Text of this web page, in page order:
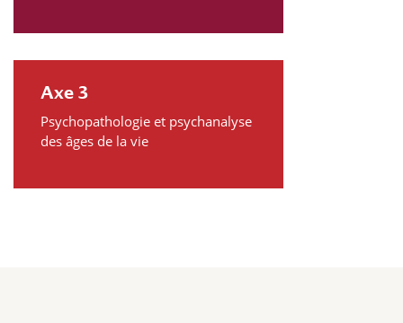
Axe 3
Psychopathologie et psychanalyse
des âges de la vie